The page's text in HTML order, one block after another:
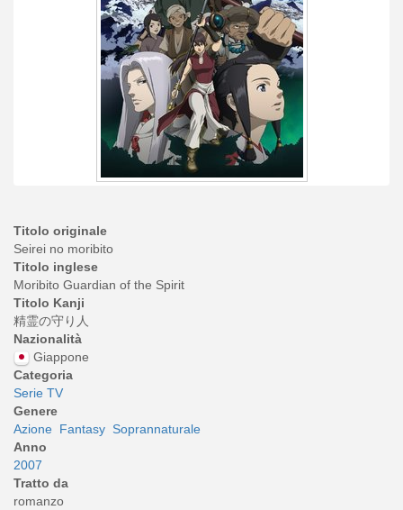
Titolo originale
Seirei no moribito
Titolo inglese
Moribito Guardian of the Spirit
Titolo Kanji
精霊の守り人
Nazionalità
Giappone
Categoria
Serie TV
Genere
Azione Fantasy Soprannaturale
Anno
2007
Tratto da
romanzo